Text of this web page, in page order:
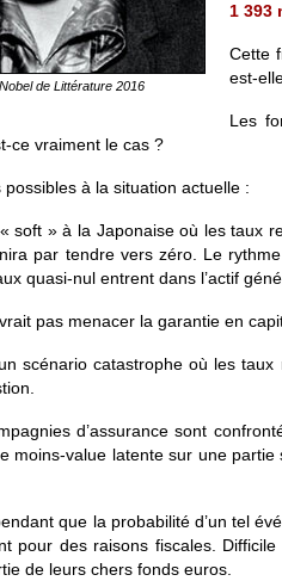
de Littérature 2016
1 393
Cette
est-
Les
ce vraiment le cas ?
à la situation actuelle :
soft » à la Japonaise où les taux
par tendre vers zéro. Le
quasi-nul entrent dans l’actif
pas menacer la garantie en
scénario catastrophe où les
d’assurance sont
moins-value latente sur une
que la probabilité d’un tel
pour des raisons fiscales.
de leurs chers fonds euros.